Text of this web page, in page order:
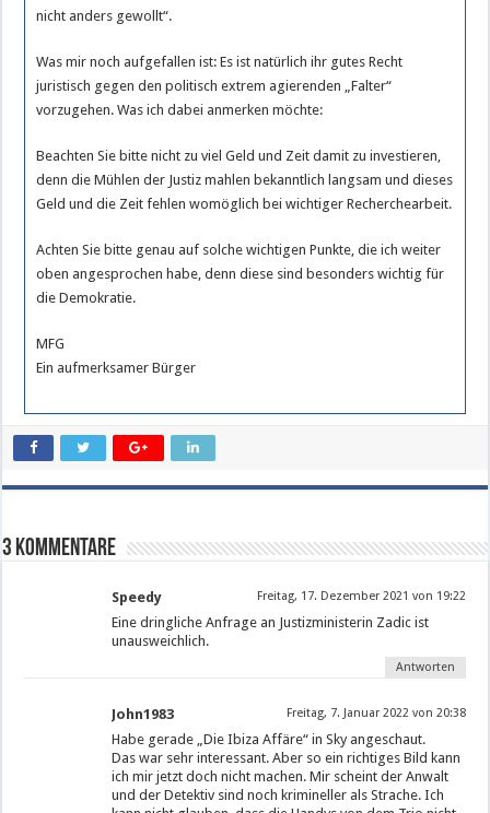
nicht anders gewollt“.
Was mir noch aufgefallen ist: Es ist natürlich ihr gutes Recht
juristisch gegen den politisch extrem agierenden „Falter“
vorzugehen. Was ich dabei anmerken möchte:
Beachten Sie bitte nicht zu viel Geld und Zeit damit zu investieren,
denn die Mühlen der Justiz mahlen bekanntlich langsam und dieses
Geld und die Zeit fehlen womöglich bei wichtiger Recherchearbeit.
Achten Sie bitte genau auf solche wichtigen Punkte, die ich weiter
oben angesprochen habe, denn diese sind besonders wichtig für
die Demokratie.
MFG
Ein aufmerksamer Bürger
3 Kommentare
Speedy Freitag, 17. Dezember 2021 von 19:22
Eine dringliche Anfrage an Justizministerin Zadic ist
unausweichlich.
Antworten
John1983 Freitag, 7. Januar 2022 von 20:38
Habe gerade „Die Ibiza Affäre“ in Sky angeschaut.
Das war sehr interessant. Aber so ein richtiges Bild kann
ich mir jetzt doch nicht machen. Mir scheint der Anwalt
und der Detektiv sind noch krimineller als Strache. Ich